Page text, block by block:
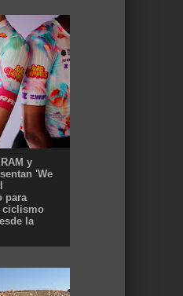
y
'We
para
ciclismo
la